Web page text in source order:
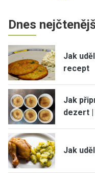
Dnes
Jak
recept
Jak
dezert
Jak